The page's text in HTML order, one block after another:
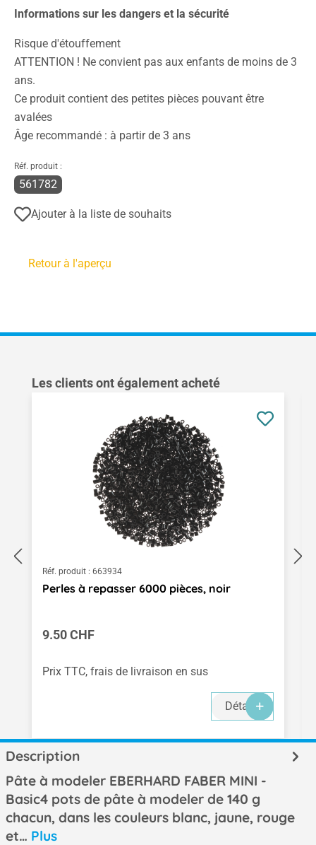
Informations sur les dangers et la sécurité
Risque d'étouffement
ATTENTION ! Ne convient pas aux enfants de moins de 3
ans.
Ce produit contient des petites pièces pouvant être
avalées
Âge recommandé : à partir de 3 ans
Réf. produit :
561782
Ajouter à la liste de souhaits
Retour à l'aperçu
Ignorer la galerie de produits
Les clients ont également acheté
Réf. produit : 663934
Perles à repasser 6000 pièces, noir
Prix régulier :
9.50 CHF
Prix TTC, frais de livraison en sus
Détails
Description
Pâte à modeler EBERHARD FABER MINI -
Basic4 pots de pâte à modeler de 140 g
chacun, dans les couleurs blanc, jaune, rouge
et… Plus